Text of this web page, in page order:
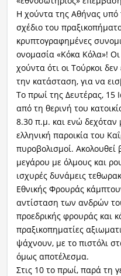
Η χούντα της Αθήνας υπό
σχέδιο του
κρυπτογραφημένες
ονομασία «Κόκα Κόλα»!
χούντα ότι οι Τούρκοι
την κατάσταση, για να
Το πρωί της Δευτέρας, 15
από τη θερινή του
8.30 π.μ. και ενώ
ελληνική παροικία του
πυροβολισμοί.
μεγάρου με όλμους και
ισχυρές δυνάμεις
Εθνικής Φρουράς
αντίσταση των ανδρών
προεδρικής φρουράς και
πραξικοπηματίες
ψάχνουν, με το πιστόλι
όμως αποτέλεσμα.
Στις 10 το πρωί, παρά τη